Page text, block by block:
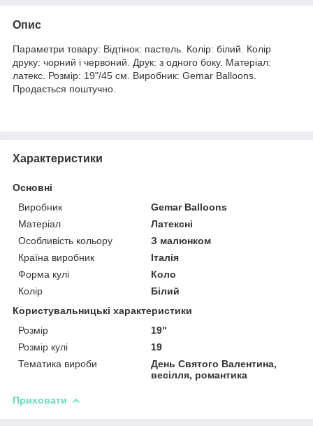
Опис
Параметри товару: Відтінок: пастель. Колір: білий. Колір
друку: чорний і червоний. Друк: з одного боку. Матеріал:
латекс. Розмір: 19"/45 см. Виробник: Gemar Balloons.
Продається поштучно.
Характеристики
Основні
Виробник
Gemar Balloons
Матеріал
Латексні
Особливість кольору
З малюнком
Країна виробник
Італія
Форма кулі
Коло
Колір
Білий
Користувальницькі характеристики
Розмір
19"
Розмір кулі
19
Тематика вироби
День Святого Валентина,
весілля, романтика
Приховати